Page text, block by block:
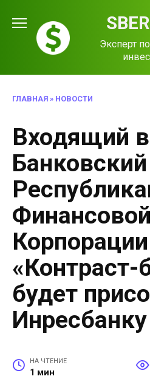
содержанию
Эксперт
ГЛАВНАЯ » НОВОСТИ
Входящий в
Финансовой
Корпорации
«Контраст-
будет
Инресбанку
НА ЧТЕНИЕ
1 мин